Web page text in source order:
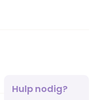
Hulp nodig?